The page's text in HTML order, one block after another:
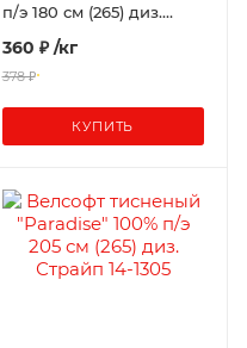
п/э 180 см (265) диз.
Black (19-4007)
360 ₽ /кг
378 ₽
КУПИТЬ